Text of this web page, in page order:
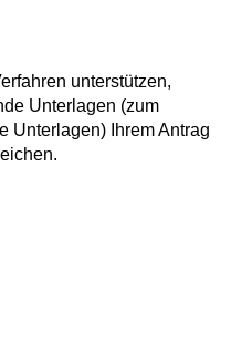
unterstützen,
Unterlagen (zum
Unterlagen) Ihrem Antrag